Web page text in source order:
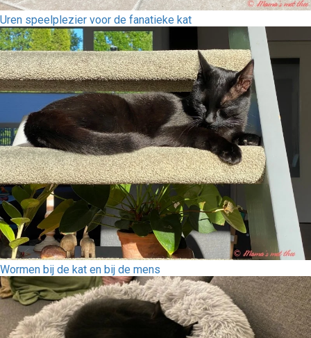
Uren speelplezier voor de fanatieke kat
Wormen bij de kat en bij de mens